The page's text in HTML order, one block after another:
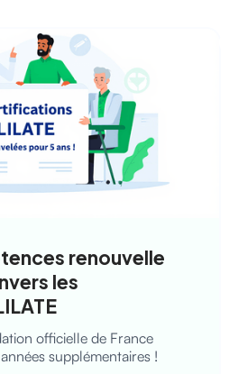
renouvelle
les
officielle de France
supplémentaires !